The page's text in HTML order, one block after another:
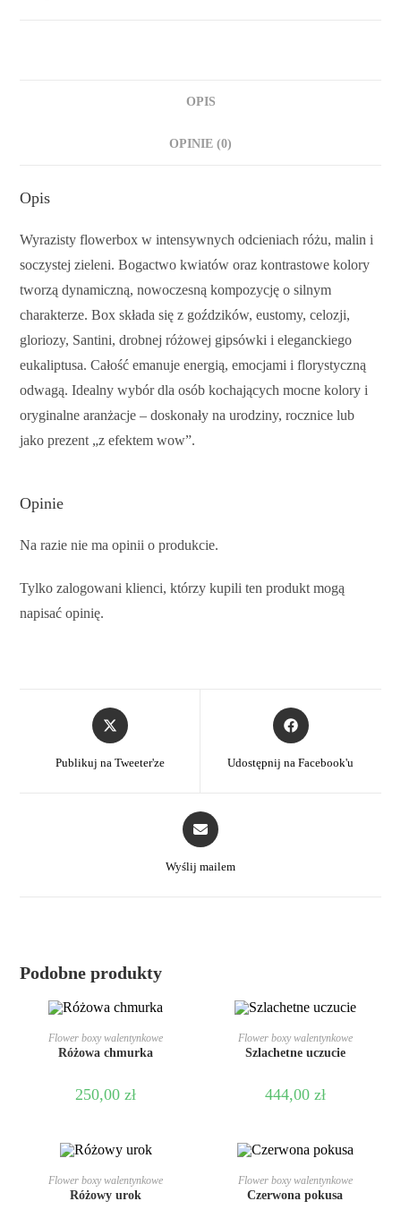
OPIS
OPINIE (0)
Opis
Wyrazisty flowerbox w intensywnych odcieniach różu, malin i
soczystej zieleni. Bogactwo kwiatów oraz kontrastowe kolory
tworzą dynamiczną, nowoczesną kompozycję o silnym
charakterze. Box składa się z goździków, eustomy, celozji,
gloriozy, Santini, drobnej różowej gipsówki i eleganckiego
eukaliptusa. Całość emanuje energią, emocjami i florystyczną
odwagą. Idealny wybór dla osób kochających mocne kolory i
oryginalne aranżacje – doskonały na urodziny, rocznice lub
jako prezent „z efektem wow”.
Opinie
Na razie nie ma opinii o produkcie.
Tylko zalogowani klienci, którzy kupili ten produkt mogą
napisać opinię.
Publikuj na Tweeter'ze Udostępnij na Facebook'u
Wyślij mailem
Podobne produkty
DODAJ DO KOSZYKA
Flower boxy walentynkowe
Różowa chmurka
250,00zł
DODAJ DO KOSZYKA
Flower boxy walentynkowe
Szlachetne uczucie
444,00 zł
DODAJ DO KOSZYKA
Flower boxy walentynkowe
Różowy urok
DODAJ DO KOSZYKA
Flower boxy walentynkowe
Czerwona pokusa